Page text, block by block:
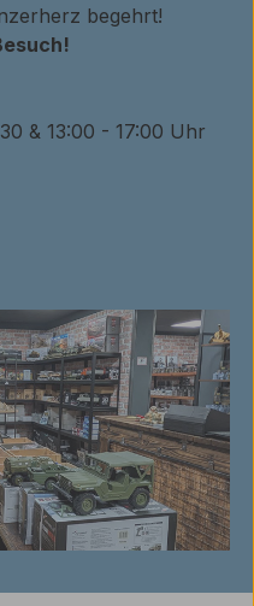
begehrt!
& 13:00 - 17:00 Uhr